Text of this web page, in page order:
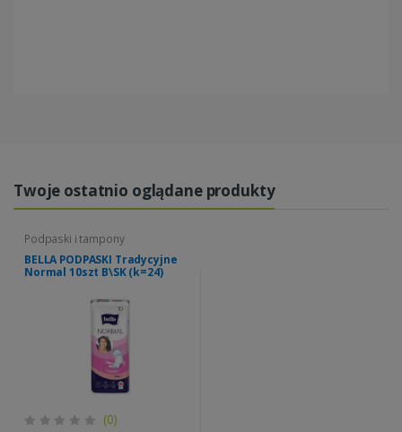
Twoje ostatnio oglądane produkty
Podpaski i tampony
BELLA PODPASKI Tradycyjne
Normal 10szt B\SK (k=24)
(0)